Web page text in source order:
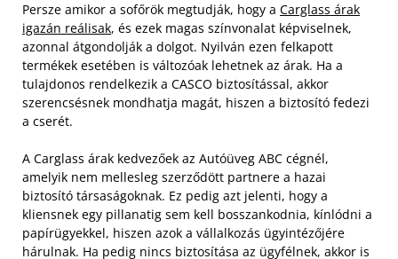
Persze amikor a sofőrök megtudják, hogy a Carglass árak
igazán reálisak, és ezek magas színvonalat képviselnek,
azonnal átgondolják a dolgot. Nyilván ezen felkapott
termékek esetében is változóak lehetnek az árak. Ha a
tulajdonos rendelkezik a CASCO biztosítással, akkor
szerencsésnek mondhatja magát, hiszen a biztosító fedezi
a cserét.
A Carglass árak kedvezőek az Autóüveg ABC cégnél,
amelyik nem mellesleg szerződött partnere a hazai
biztosító társaságoknak. Ez pedig azt jelenti, hogy a
kliensnek egy pillanatig sem kell bosszankodnia, kínlódni a
papírügyekkel, hiszen azok a vállalkozás ügyintézőjére
hárulnak. Ha pedig nincs biztosítása az ügyfélnek, akkor is